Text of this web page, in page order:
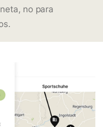
no para